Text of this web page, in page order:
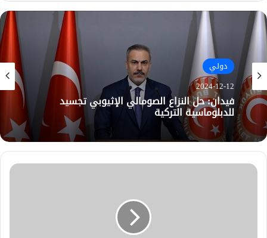
دولي
2024-12-12
فيدان: حل النزاع الصومالي الإثيوبي تجسيد
للدبلوماسية التركية